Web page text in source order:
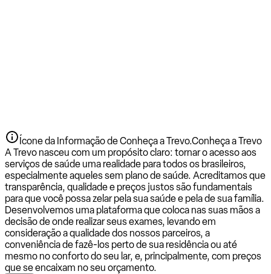
Ícone da Informação de Conheça a Trevo.Conheça a Trevo
A Trevo nasceu com um propósito claro: tornar o acesso aos
serviços de saúde uma realidade para todos os brasileiros,
especialmente aqueles sem plano de saúde. Acreditamos que
transparência, qualidade e preços justos são fundamentais
para que você possa zelar pela sua saúde e pela de sua família.
Desenvolvemos uma plataforma que coloca nas suas mãos a
decisão de onde realizar seus exames, levando em
consideração a qualidade dos nossos parceiros, a
conveniência de fazê-los perto de sua residência ou até
mesmo no conforto do seu lar, e, principalmente, com preços
que se encaixam no seu orçamento.